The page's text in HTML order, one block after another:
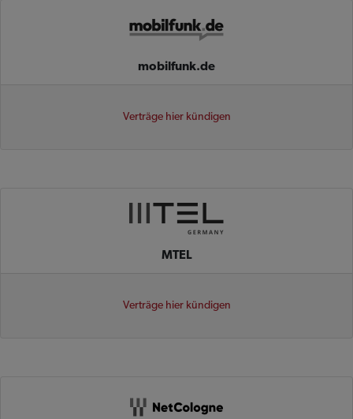
mobilfunk.de
Verträge hier kündigen
MTEL
Verträge hier kündigen